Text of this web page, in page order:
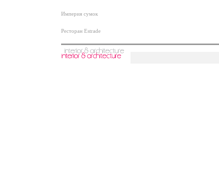
Империя сумок
Ресторан Estrade